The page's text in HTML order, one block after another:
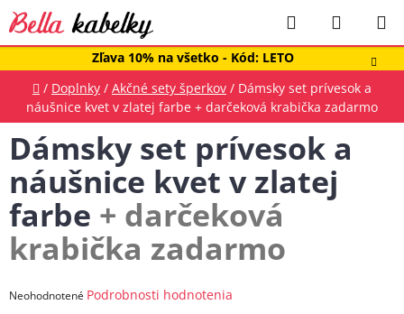
Prejsť
na
obsah
Zľava 10% na všetko - Kód: LETO
Hľadať
KOŠÍK
Domov
/ Doplnky / Akčné sety šperkov / Dámsky set prívesok a
náušnice kvet v zlatej farbe + darčeková krabička zadarmo
Dámsky set prívesok a
náušnice kvet v zlatej
farbe + darčeková
krabička zadarmo
Priemerné
Neohodnotené Podrobnosti hodnotenia